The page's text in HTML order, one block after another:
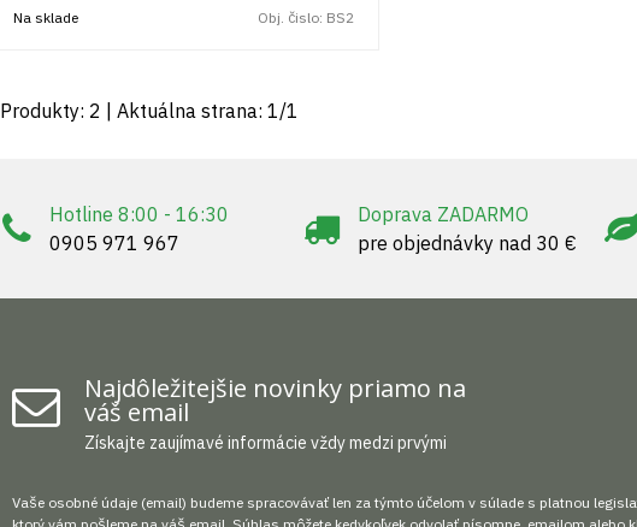
Na sklade
Obj. čislo: BS2
Produkty: 2 | Aktuálna strana: 1/1
Hotline 8:00 - 16:30
0905 971 967
Doprava ZADARMO
pre objednávky nad 30 €
Najdôležitejšie novinky priamo na
váš email
Získajte zaujímavé informácie vždy medzi prvými
Vaše osobné údaje (email) budeme spracovávať len za týmto účelom v súlade s platnou